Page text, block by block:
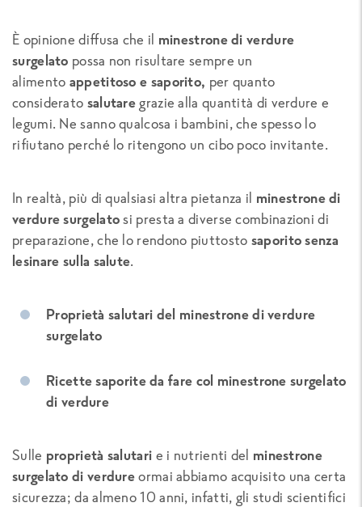
È opinione diffusa che il minestrone di verdure
surgelato possa non risultare sempre un
alimento appetitoso e saporito, per quanto
considerato salutaregrazie alla quantità di verdure e
legumi. Ne sanno qualcosa i bambini, che spesso lo
rifiutano perché lo ritengono un cibo poco invitante.
In realtà, più di qualsiasi altra pietanza il minestrone di
verdure surgelatosi presta a diverse combinazioni di
preparazione, che lo rendono piuttosto saporito senza
lesinare sulla salute.
Proprietà salutari del minestrone di verdure
surgelato
Ricette saporite da fare col minestrone surgelato
di verdure
Sulle proprietà salutari e i nutrienti del minestrone
surgelato di verdureormai abbiamo acquisito una certa
sicurezza; da almeno 10 anni, infatti, gli studi scientifici